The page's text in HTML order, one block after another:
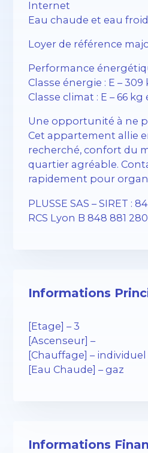
Internet
Eau chaude et eau
Loyer de référence
Performance
Classe énergie : E – 309
Classe climat : E – 66 kg
Une opportunité à ne
Cet appartement allie
recherché, confort du
quartier agréable.
rapidement pour
PLUSSE SAS – SIRET :
RCS Lyon B 848 881 280
Informations
[Etage] – 3
[Ascenseur] –
[Chauffage] – individuel
[Eau Chaude] – gaz
Informations